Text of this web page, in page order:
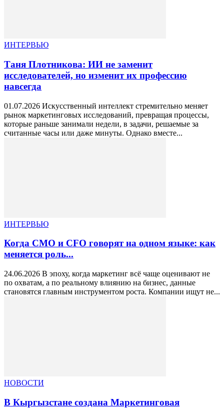
ИНТЕРВЬЮ
Таня Плотникова: ИИ не заменит
исследователей, но изменит их профессию
навсегда
01.07.2026 Искусственный интеллект стремительно меняет
рынок маркетинговых исследований, превращая процессы,
которые раньше занимали недели, в задачи, решаемые за
считанные часы или даже минуты. Однако вместе...
ИНТЕРВЬЮ
Когда CMO и CFO говорят на одном языке: как
меняется роль...
24.06.2026 В эпоху, когда маркетинг всё чаще оценивают не
по охватам, а по реальному влиянию на бизнес, данные
становятся главным инструментом роста. Компании ищут не...
НОВОСТИ
В Кыргызстане создана Маркетинговая